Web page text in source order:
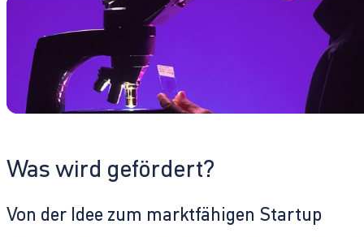
Was wird gefördert?
Von der Idee zum marktfähigen Startup